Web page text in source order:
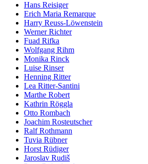
Hans Reisiger
Erich Maria Remarque
Harry Reuss-Löwenstein
Werner Richter
Fuad Rifka
Wolfgang Rihm
Monika Rinck
Luise Rinser
Henning Ritter
Lea Ritter-Santini
Marthe Robert
Kathrin Röggla
Otto Rombach
Joachim Rosteutscher
Ralf Rothmann
Tuvia Rübner
Horst Rüdiger
Jaroslav Rudiš